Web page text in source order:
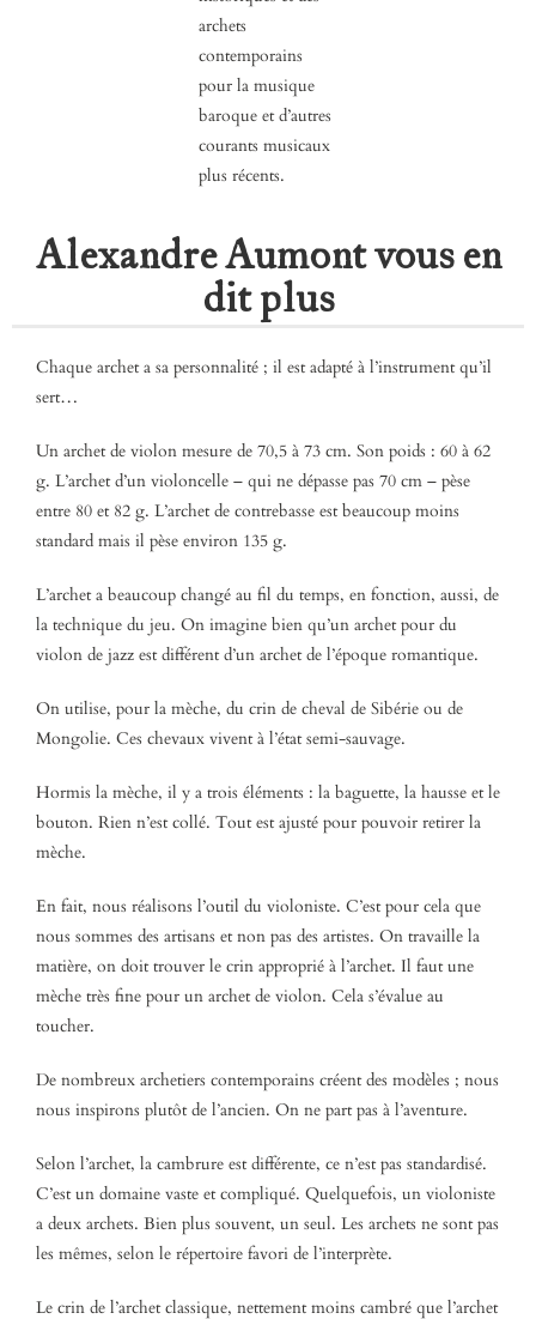
archets
contemporains
pour la musique
baroque et d’autres
courants musicaux
plus récents.
Alexandre Aumont vous en
dit plus
Chaque archet a sa personnalité ; il est adapté à l’instrument qu’il
sert…
Un archet de violon mesure de 70,5 à 73 cm. Son poids : 60 à 62
g. L’archet d’un violoncelle – qui ne dépasse pas 70 cm – pèse
entre 80 et 82 g. L’archet de contrebasse est beaucoup moins
standard mais il pèse environ 135 g.
L’archet a beaucoup changé au fil du temps, en fonction, aussi, de
la technique du jeu. On imagine bien qu’un archet pour du
violon de jazz est différent d’un archet de l’époque romantique.
On utilise, pour la mèche, du crin de cheval de Sibérie ou de
Mongolie. Ces chevaux vivent à l’état semi-sauvage.
Hormis la mèche, il y a trois éléments : la baguette, la hausse et le
bouton. Rien n’est collé. Tout est ajusté pour pouvoir retirer la
mèche.
En fait, nous réalisons l’outil du violoniste. C’est pour cela que
nous sommes des artisans et non pas des artistes. On travaille la
matière, on doit trouver le crin approprié à l’archet. Il faut une
mèche très fine pour un archet de violon. Cela s’évalue au
toucher.
De nombreux archetiers contemporains créent des modèles ; nous
nous inspirons plutôt de l’ancien. On ne part pas à l’aventure.
Selon l’archet, la cambrure est différente, ce n’est pas standardisé.
C’est un domaine vaste et compliqué. Quelquefois, un violoniste
a deux archets. Bien plus souvent, un seul. Les archets ne sont pas
les mêmes, selon le répertoire favori de l’interprète.
Le crin de l’archet classique, nettement moins cambré que l’archet